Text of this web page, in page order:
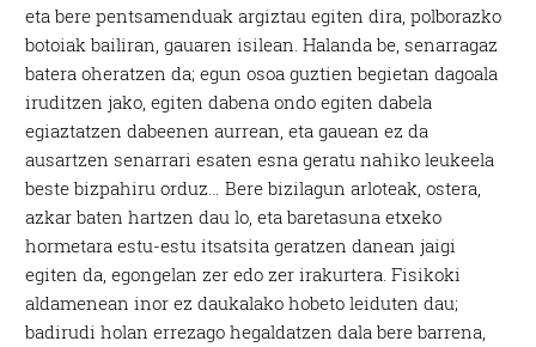
eta bere pentsamenduak argiztau egiten dira, polborazko
botoiak bailiran, gauaren isilean. Halanda be, senarragaz
batera oheratzen da; egun osoa guztien begietan dagoala
iruditzen jako, egiten dabena ondo egiten dabela
egiaztatzen dabeenen aurrean, eta gauean ez da
ausartzen senarrari esaten esna geratu nahiko leukeela
beste bizpahiru orduz… Bere bizilagun arloteak, ostera,
azkar baten hartzen dau lo, eta baretasuna etxeko
hormetara estu-estu itsatsita geratzen danean jaigi
egiten da, egongelan zer edo zer irakurtera. Fisikoki
aldamenean inor ez daukalako hobeto leiduten dau;
badirudi holan errezago hegaldatzen dala bere barrena,